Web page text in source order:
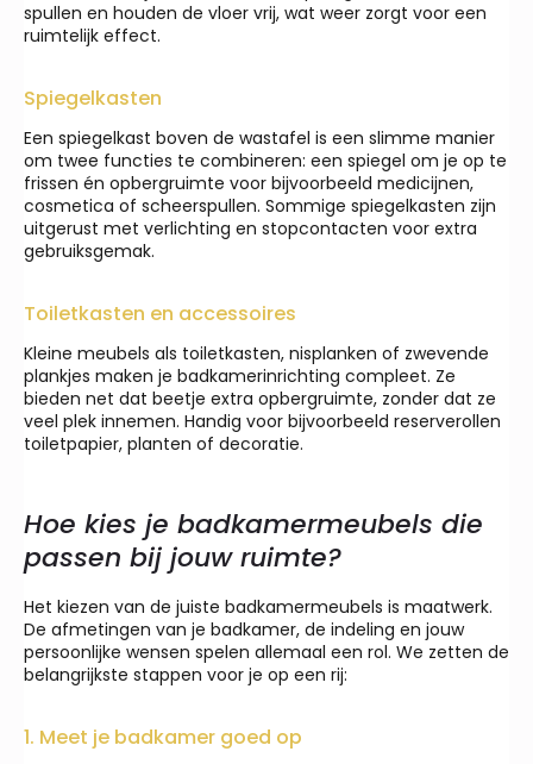
spullen en houden de vloer vrij, wat weer zorgt voor een
ruimtelijk effect.
Spiegelkasten
Een spiegelkast boven de wastafel is een slimme manier
om twee functies te combineren: een spiegel om je op te
frissen én opbergruimte voor bijvoorbeeld medicijnen,
cosmetica of scheerspullen. Sommige spiegelkasten zijn
uitgerust met verlichting en stopcontacten voor extra
gebruiksgemak.
Toiletkasten en accessoires
Kleine meubels als toiletkasten, nisplanken of zwevende
plankjes maken je badkamerinrichting compleet. Ze
bieden net dat beetje extra opbergruimte, zonder dat ze
veel plek innemen. Handig voor bijvoorbeeld reserverollen
toiletpapier, planten of decoratie.
Hoe kies je badkamermeubels die
passen bij jouw ruimte?
Het kiezen van de juiste badkamermeubels is maatwerk.
De afmetingen van je badkamer, de indeling en jouw
persoonlijke wensen spelen allemaal een rol. We zetten de
belangrijkste stappen voor je op een rij:
1. Meet je badkamer goed op